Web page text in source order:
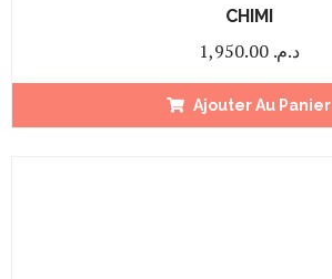
CHIMI
د.م. 1,950.00
Ajouter Au Panier